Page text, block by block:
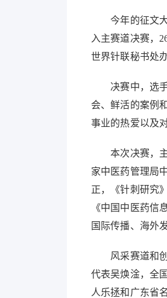
今年的征文大
入主赛道决赛，
世界针联秘书处
决赛中，选手
会、鲜活的案例
事业的热爱以及
本次决赛，主
家中医药管理局
正，《针刺研究
《中国中医药信
国际传播、海外
风采赛道和创
代表吴焕淦，全
人乐拯和广东省